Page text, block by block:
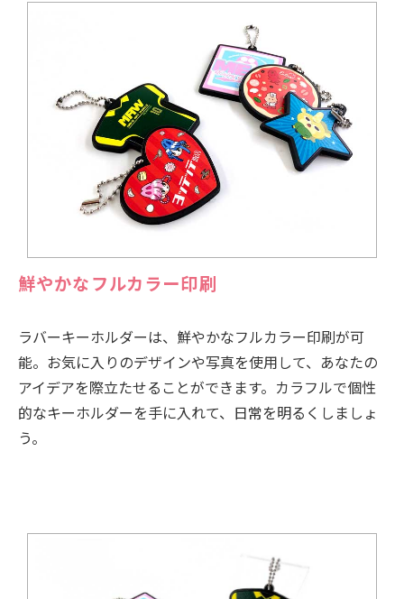
鮮やかなフルカラー印刷
ラバーキーホルダーは、鮮やかなフルカラー印刷が可
能。お気に入りのデザインや写真を使用して、あなたの
アイデアを際立たせることができます。カラフルで個性
的なキーホルダーを手に入れて、日常を明るくしましょ
う。